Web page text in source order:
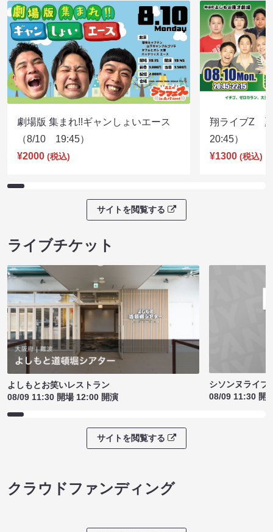
劇場版 集まれ!!ギャンしょいエース
（8/10 19:45）
¥2000 (税込)
翔ライブZ
20:45）
¥1300 (税込)
サイトを閲覧する
ライブチケット
よしもとお笑いレストラン
08/09 11:30 開場 12:00 開演
シソンヌライ
08/09 11:30 開
サイトを閲覧する
クラウドファンディング